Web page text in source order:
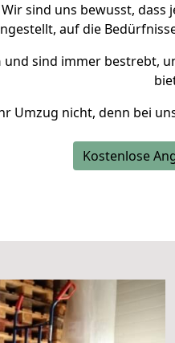
sind uns bewusst,
auf die
und sind immer bestrebt,
Umzug nicht, denn bei
Kostenlose